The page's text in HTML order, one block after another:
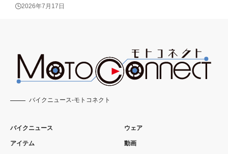
2026年7月17日
バイクニュース-モトコネクト
バイクニュース
アイテム
ウェア
動画